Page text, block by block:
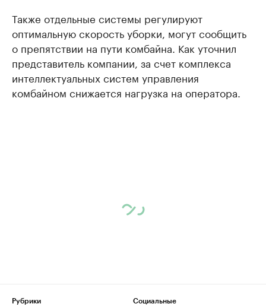
Также отдельные системы регулируют
оптимальную скорость уборки, могут сообщить
о препятствии на пути комбайна. Как уточнил
представитель компании, за счет комплекса
интеллектуальных систем управления
комбайном снижается нагрузка на оператора.
Рубрики
Социальные